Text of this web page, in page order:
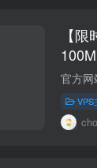
【限
VPS